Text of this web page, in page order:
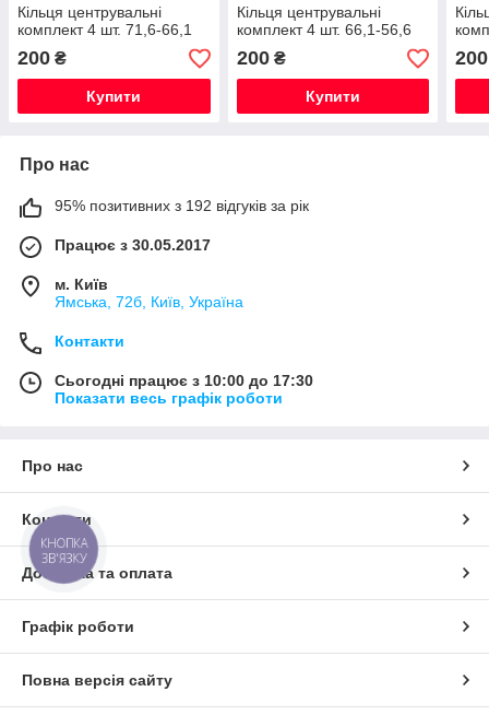
Кільця центрувальні
комплект 4 шт. 71,6-66,1
200 ₴
Купити
Кільця центрувальні
комплект 4 шт. 66,1-56,6
200₴
Купити
200
Про нас
95% позитивних з 192 відгуків за рік
Працює з 30.05.2017
м. Київ
Ямська, 72б, Київ, Україна
Контакти
Сьогодні працює з 10:00 до 17:30
Показати весь графік роботи
Про нас
Контакти
Доставка та оплата
Графік роботи
Повна версія сайту
КНОПКА
ЗВ'ЯЗКУ